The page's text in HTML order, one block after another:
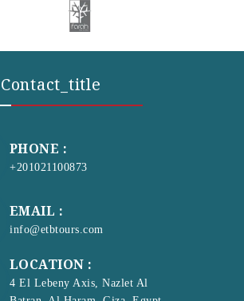
PHONE :
+201021100873
EMAIL :
info@etbtours.com
LOCATION :
4 El Lebeny Axis, Nazlet Al